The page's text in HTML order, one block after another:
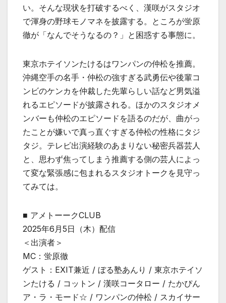
い。そんな現状を打破するべく、漢咲がスタジオ
で渾身の野球モノマネを披露する。ところが蛍原
徹が「なんでそうなるの？」と困惑する事態に。
東京ホテイソンたけるはワンパンの仲松を推薦。
沖縄空手の名手・仲松の強すぎる武勇伝や後輩コ
ンビのケンカを仲裁した先輩らしい話など男気溢
れるエピソードが披露される。ほかのスタジオメ
ンバーも仲松のエピソードを語るのだが、曲がっ
たことが嫌いで真っ直ぐすぎる仲松の性格にタジ
タジ。テレビ出演経験のあまりない秘密兵器芸人
と、思わず焦ってしまう推薦する側の芸人によっ
て変な緊張感に包まれるスタジオトークを見守っ
てみては。
■ アメトーークCLUB
2025年6月5日（木）配信
＜出演者＞
MC：蛍原徹
ゲスト：EXIT兼近 / ぼる塾あんり / 東京ホテイソ
ンたける / コットン / 漢咲コータロー / たかぴん
ア・ラ・モード☆ / ワンパンの仲松 / スカイサー